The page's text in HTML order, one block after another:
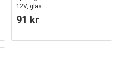
12V, glas
91 kr